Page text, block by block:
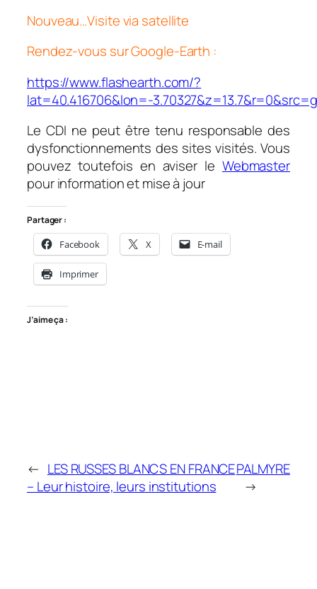
Nouveau…Visite via satellite
Rendez-vous sur Google-Earth :
https://www.flashearth.com/?
lat=40.416706&lon=-
Le CDI ne peut être tenu responsable des
dysfonctionnements des sites visités. Vous
pouvez toutefois en aviser le Webmaster
pour information et mise à jour
Partager :
Facebook X E-mail
Imprimer
J’aime ça :
← LES RUSSES BLANCS EN FRANCE
– Leur histoire, leurs institutions
PALMYRE
→